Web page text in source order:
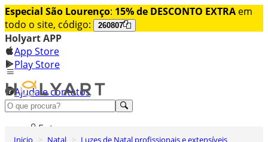
Especial São Lourenço: 15% de DESCONTO EXTRA em
todo o site, código:
260807
Holyart APP
App Store
Play Store
Ajuda e contatos
Conheça premium
Entrar
Inicio Natal
Luzes de Natal profissionais e extensíveis